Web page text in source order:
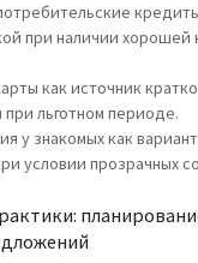
при наличии хорошей
как источник
льготном периоде.
у знакомых как
условии прозрачных